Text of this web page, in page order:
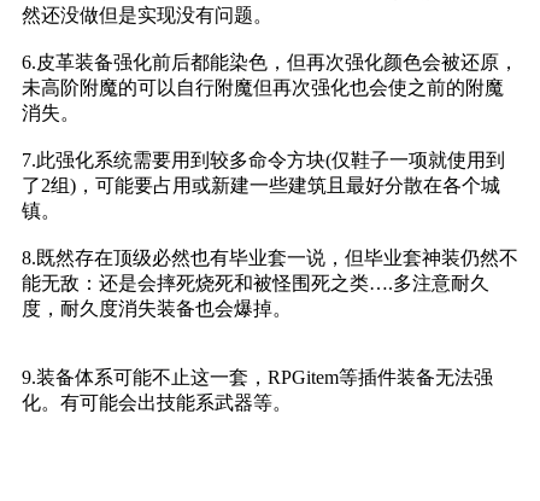
然还没做但是实现没有问题。
6.皮革装备强化前后都能染色，但再次强化颜色会被还原，
未高阶附魔的可以自行附魔但再次强化也会使之前的附魔
消失。
7.此强化系统需要用到较多命令方块(仅鞋子一项就使用到
了2组)，可能要占用或新建一些建筑且最好分散在各个城
镇。
8.既然存在顶级必然也有毕业套一说，但毕业套神装仍然不
能无敌：还是会摔死烧死和被怪围死之类….多注意耐久
度，耐久度消失装备也会爆掉。
9.装备体系可能不止这一套，RPGitem等插件装备无法强
化。有可能会出技能系武器等。